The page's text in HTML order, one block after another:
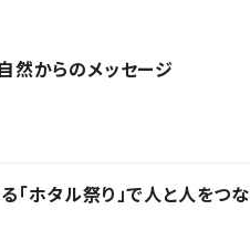
然からのメッセージ
ホタル祭り」で人と人をつな